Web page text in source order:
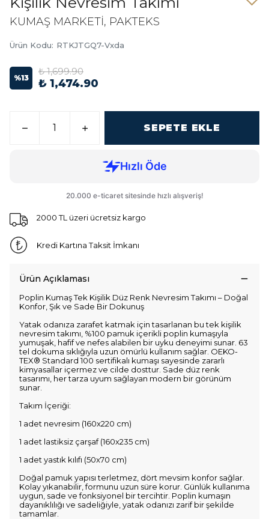
KUMAŞ MARKETİ, PAKTEKS
Ürün Kodu: RTKJTGQ7-Vxda
%13
₺ 1,699.90
₺ 1,474.90
SEPETE EKLE
2000 TL üzeri ücretsiz kargo
Kredi Kartına Taksit İmkanı
Ürün Açıklaması
Poplin Kumaş Tek Kişilik Düz Renk Nevresim Takımı – Doğal
Konfor, Şık ve Sade Bir Dokunuş
Yatak odanıza zarafet katmak için tasarlanan bu tek kişilik
nevresim takımı, %100 pamuk içerikli poplin kumaşıyla
yumuşak, hafif ve nefes alabilen bir uyku deneyimi sunar. 63
tel dokuma sıklığıyla uzun ömürlü kullanım sağlar. OEKO-
TEX® Standard 100 sertifikalı kumaşı sayesinde zararlı
kimyasallar içermez ve cilde dosttur. Sade düz renk
tasarımı, her tarza uyum sağlayan modern bir görünüm
sunar.
Takım İçeriği:
1 adet nevresim (160x220 cm)
1 adet lastiksiz çarşaf (160x235 cm)
1 adet yastık kılıfı (50x70 cm)
Doğal pamuk yapısı terletmez, dört mevsim konfor sağlar.
Kolay yıkanabilir, formunu uzun süre korur. Günlük kullanıma
uygun, sade ve fonksiyonel bir tercihtir. Poplin kumaşın
dayanıklılığı ve sadeliğiyle, yatak odanızı zarif bir şekilde
tamamlar.